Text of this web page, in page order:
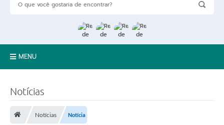
MENU
Notícias
Notícias Notícia